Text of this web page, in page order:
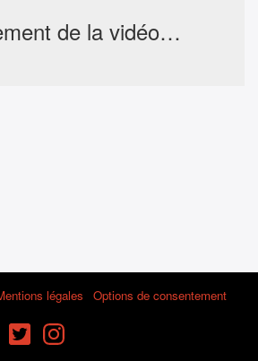
de la vidéo…
légales Options de consentement
FacebookTwitterInstagram